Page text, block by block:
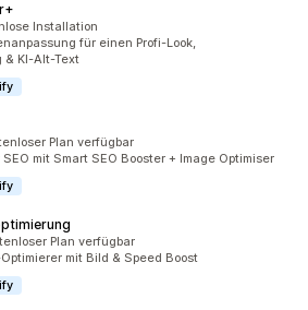
Installation
für einen Profi-Look,
& KI-Alt-Text
insgesamtPlan verfügbar
mit Smart SEO Booster + Image Optimiser
insgesamtPlan verfügbar
mit Bild & Speed Boost